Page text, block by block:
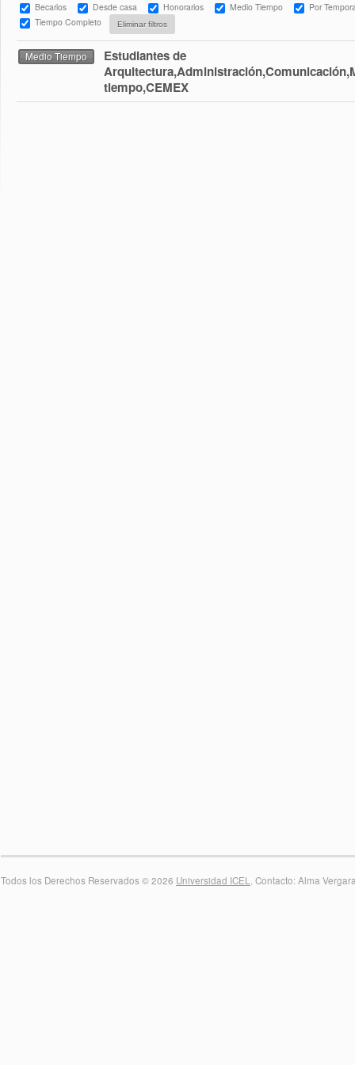
Becarios Desde casa Honorarios Medio Tiempo
Por
Tiempo Completo
Medio Tiempo
Estudiantes de
tiempo,CEMEX
Todos los Derechos Reservados © 2026 Universidad ICEL . Contacto: Alma